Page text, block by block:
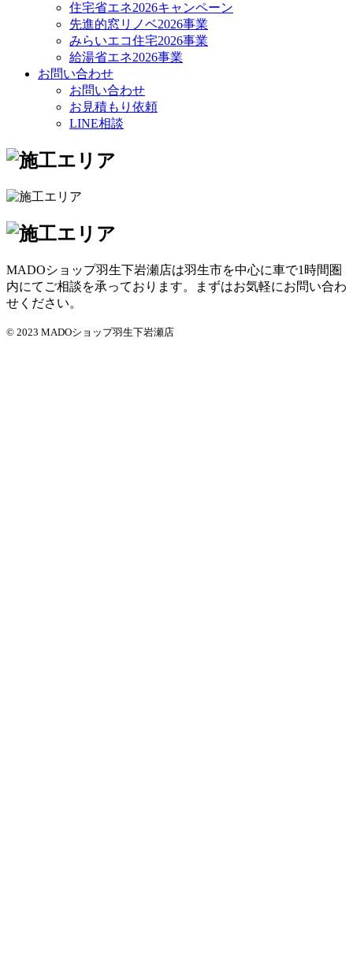
住宅省エネ2026キャンペーン
先進的窓リノベ2026事業
みらいエコ住宅2026事業
給湯省エネ2026事業
お問い合わせ
お問い合わせ
お見積もり依頼
LINE相談
MADOショップ羽生下岩瀬店は羽生市を中心に車で1時間圏
内にてご相談を承っております。まずはお気軽にお問い合わ
せください。
© 2023 MADOショップ羽生下岩瀬店